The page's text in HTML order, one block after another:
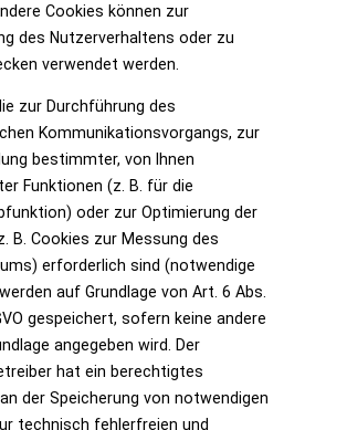
Cookies können zur
des Nutzerverhaltens oder zu
verwendet werden.
zur Durchführung des
Kommunikationsvorgangs, zur
bestimmter, von Ihnen
Funktionen (z. B. für die
oder zur Optimierung der
B. Cookies zur Messung des
erforderlich sind (notwendige
auf Grundlage von Art. 6 Abs.
gespeichert, sofern keine andere
angegeben wird. Der
hat ein berechtigtes
der Speicherung von notwendigen
technisch fehlerfreien und